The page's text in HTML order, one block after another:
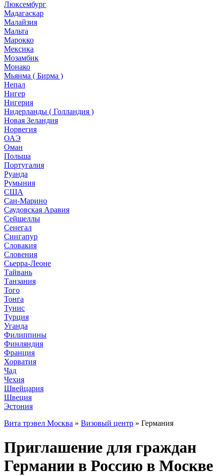
Люксембург
Мадагаскар
Малайзия
Мальта
Марокко
Мексика
Мозамбик
Монако
Мьянма ( Бирма )
Непал
Нигер
Нигерия
Нидерланды ( Голландия )
Новая Зеландия
Норвегия
ОАЭ
Оман
Польша
Португалия
Руанда
Румыния
США
Сан-Марино
Саудовская Аравия
Сейшеллы
Сенегал
Сингапур
Словакия
Словения
Сьерра-Леоне
Тайвань
Танзания
Того
Тонга
Тунис
Турция
Уганда
Филиппины
Финляндия
Франция
Хорватия
Чад
Чехия
Швейцария
Швеция
Эстония
Вита трэвел Москва » Визовый центр » Германия
Приглашение для граждан
Германии в Россию в Москве